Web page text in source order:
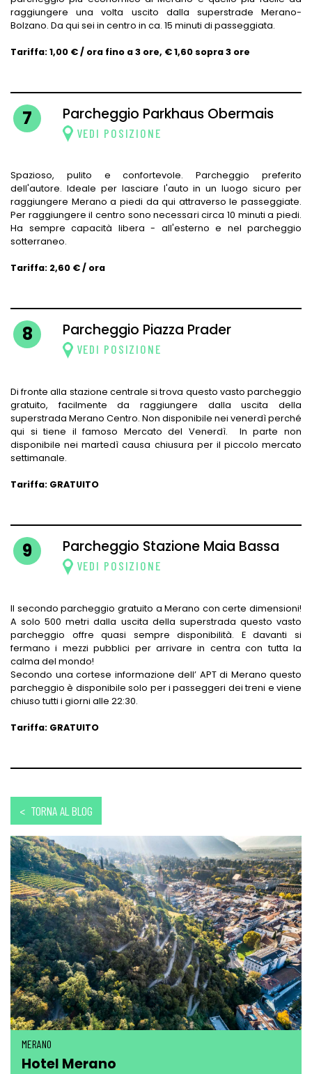
raggiungere una volta uscito dalla superstrade Merano-
Bolzano. Da qui sei in centro in ca. 15 minuti di passeggiata.
Tariffa: 1,00 € / ora fino a 3 ore, € 1,60 sopra 3 ore
7 Parcheggio Parkhaus Obermais
VEDI POSIZIONE
Spazioso, pulito e confortevole. Parcheggio preferito
dell'autore. Ideale per lasciare l'auto in un luogo sicuro per
raggiungere Merano a piedi da qui attraverso le passeggiate.
Per raggiungere il centro sono necessari circa 10 minuti a piedi.
Ha sempre capacità libera - all'esterno e nel parcheggio
sotterraneo.
Tariffa: 2,60 € / ora
8 Parcheggio Piazza Prader
VEDI POSIZIONE
Di fronte alla stazione centrale si trova questo vasto parcheggio
gratuito, facilmente da raggiungere dalla uscita della
superstrada Merano Centro. Non disponibile nei venerdì perché
qui si tiene il famoso Mercato del Venerdì. In parte non
disponibile nei martedì causa chiusura per il piccolo mercato
settimanale.
Tariffa: GRATUITO
9 Parcheggio Stazione Maia Bassa
VEDI POSIZIONE
Il secondo parcheggio gratuito a Merano con certe dimensioni!
A solo 500 metri dalla uscita della superstrada questo vasto
parcheggio offre quasi sempre disponibilità. E davanti si
fermano i mezzi pubblici per arrivare in centra con tutta la
calma del mondo!
Secondo una cortese informazione dell’ APT di Merano questo
parcheggio è disponibile solo per i passeggeri dei treni e viene
chiuso tutti i giorni alle 22:30.
Tariffa: GRATUITO
< TORNA AL BLOG
MERANO
Hotel Merano